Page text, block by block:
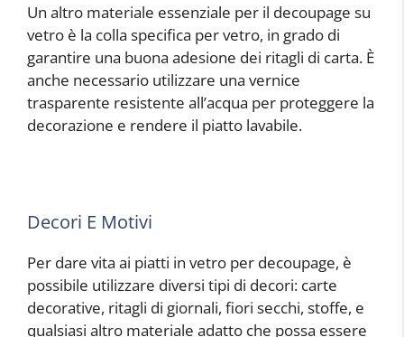
Un altro materiale essenziale per il decoupage su
vetro è la colla specifica per vetro, in grado di
garantire una buona adesione dei ritagli di carta. È
anche necessario utilizzare una vernice
trasparente resistente all’acqua per proteggere la
decorazione e rendere il piatto lavabile.
Decori E Motivi
Per dare vita ai piatti in vetro per decoupage, è
possibile utilizzare diversi tipi di decori: carte
decorative, ritagli di giornali, fiori secchi, stoffe, e
qualsiasi altro materiale adatto che possa essere